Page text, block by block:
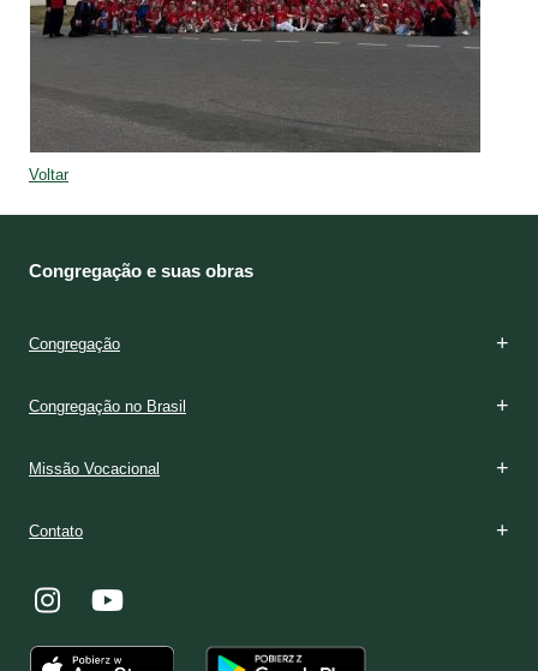
Voltar
Congregação e suas obras
Congregação
Congregação no Brasil
Missão Vocacional
Contato